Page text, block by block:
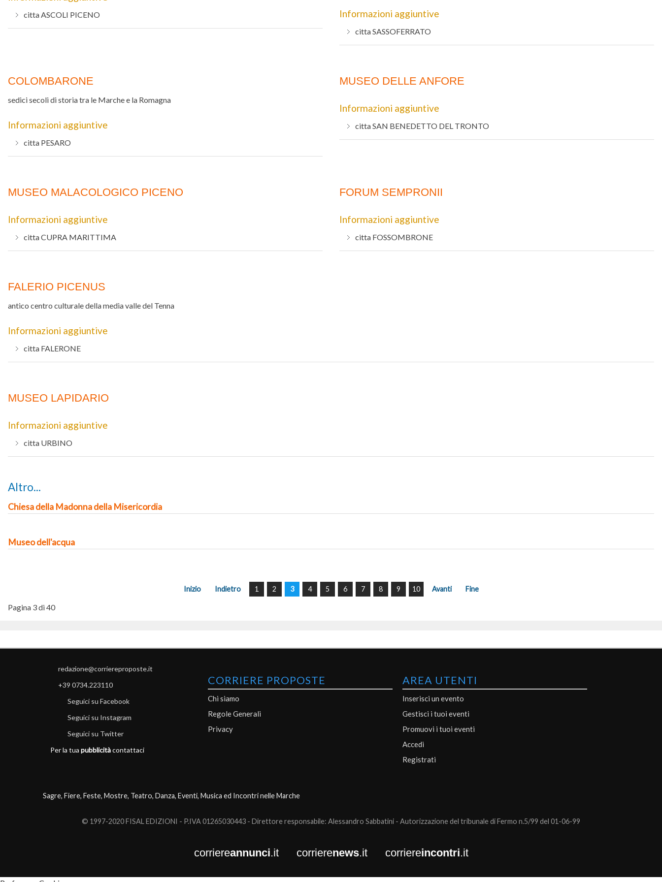
citta ASCOLI PICENO Informazioni aggiuntive
cittaSASSOFERRATO
COLOMBARONE
sedici secoli di storia tra le Marche e la Romagna
Informazioni aggiuntive
citta PESARO
MUSEO DELLE ANFORE
Informazioni aggiuntive
cittaSAN BENEDETTO DEL TRONTO
MUSEO MALACOLOGICO PICENO
Informazioni aggiuntive
cittaCUPRA MARITTIMA
FORUM SEMPRONII
Informazioni aggiuntive
citta FOSSOMBRONE
FALERIO PICENUS
antico centro culturale della media valle del Tenna
Informazioni aggiuntive
citta FALERONE
MUSEO LAPIDARIO
Informazioni aggiuntive
citta URBINO
Altro...
Chiesa della Madonna della Misericordia
Museo dell'acqua
Inizio Indietro 1 2 3 4 5 6 7 8 9 10 Avanti Fine
Pagina 3 di 40
redazione@corriereproposte.it
+39 0734.223110
Seguici su Facebook
Seguici su Instagram
Seguici su Twitter
Per la tua pubblicitàcontattaci
CORRIERE PROPOSTE
Chi siamo
Regole Generali
Privacy
AREA UTENTI
Inserisci un evento
Gestisci i tuoi eventi
Promuovi i tuoi eventi
Accedi
Registrati
Sagre, Fiere, Feste, Mostre, Teatro, Danza, Eventi, Musica ed Incontri nelle Marche
© 1997-2020 FISAL EDIZIONI - P.IVA 01265030443 - Direttore responsabile: Alessandro Sabbatini - Autorizzazione del tribunale di Fermo n.5/99 del 01-06-99
corriereannunci.it corrierenews.it corriereincontri.it